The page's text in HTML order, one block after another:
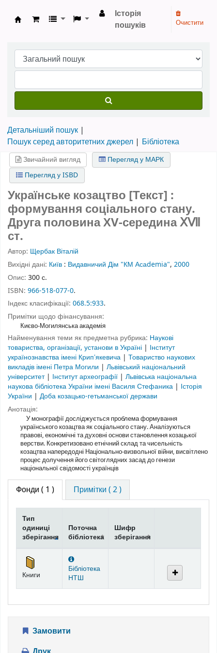
Бібліотека НТШ › Електронний каталог
Історія
пошуків
Очистити
Детальніший пошук
Пошук серед авторитетних джерел
Бібліотека
Звичайний вигляд
Перегляд у МАРК
Перегляд у ISBD
Українське козацтво [Текст] :
формування соціального стану.
Друга половина ХV-середина ⅩⅦ
ст.
Автор: Щербак Віталій
Вихідні дані: Київ : Видавничий Дім "КМ Асаdemia", 2000
Опис: 300 с.
ISBN: 966-518-077-0.
Індекс класифікації: 068.5:933.
Примітки щодо фінансування:
Києво-Могилянська академія
Найменування теми як предметна рубрика: Наукові
товариства, організації, установи в Україні | Інститут
українознавства імені Крипʼякевича | Товариство наукових
викладів імені Петра Могили | Львівський національний
університет | Інститут археографії | Львівська національна
наукова бібліотека України імені Василя Стефаника | Історія
України | Доба козацько-гетьманської держави
Анотація:
У монографії досліджується проблема формування
українського козацтва як соціального стану. Аналізуються
правові, економічні та духовні основи становлення козацької
верстви. Конкретизовано етнічний склад та чисельність
козацтва напередодні Національно-визвольної війни, висвітлено
процес долучення його світоглядних засад до генези
національної свідомості українців
Фонди ( 1 ) Примітки ( 2 )
Тип
одиниці
зберігання
Поточна
бібліотека
Шифр
зберігання
Книги
Бібліотека
НТШ
Замовити